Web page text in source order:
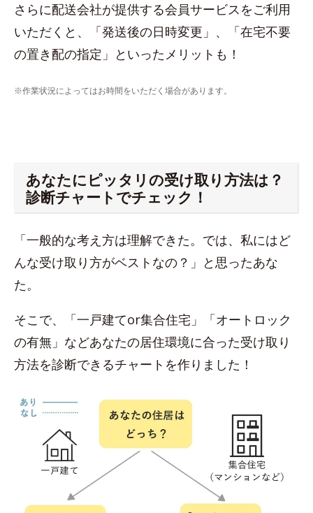
さらに配送会社が提供する会員サービスをご利用
いただくと、「発送後の日時変更」、「在宅不要
の置き配の指定」といったメリットも！
※作業状況によってはお時間をいただく場合があります。
あなたにピッタリの受け取り方法は？
診断チャートでチェック！
「一般的な考え方は理解できた。では、私にはど
んな受け取り方がベストなの？」と思ったあな
た。
そこで、「一戸建てor集合住宅」「オートロック
の有無」などあなたの居住環境に合った受け取り
方法を診断できるチャートを作りました！